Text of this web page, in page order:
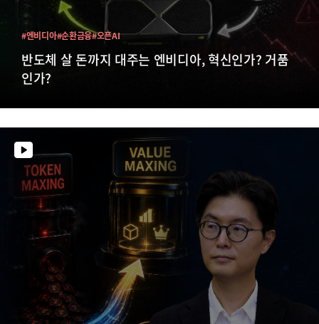
반도체 살 돈까지 대주는 엔비디아, 혁신인가? 거품
인가?
#엔비디아#순환금융#오픈AI